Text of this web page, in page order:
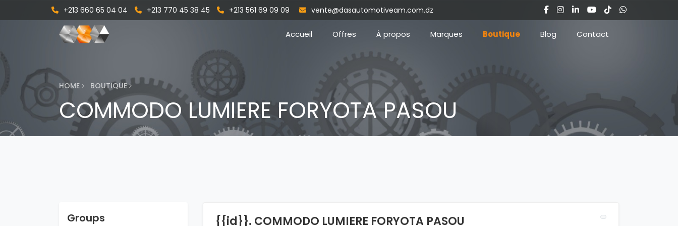
+213 660 65 04 04 +213 770 45 38 45 +213 561 69 09 09 vente@dasautomotiveam.com.dz
Accueil Offres À propos Marques Boutique Blog Contact
HOME BOUTIQUE
COMMODO LUMIERE FORYOTA PASOU
Groups {{id}}. COMMODO LUMIERE FORYOTA PASOU